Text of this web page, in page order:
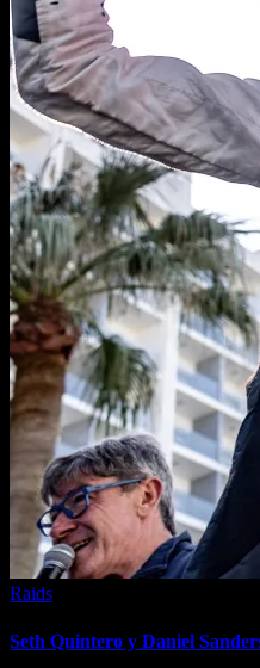
Raids
Seth Quintero y Daniel